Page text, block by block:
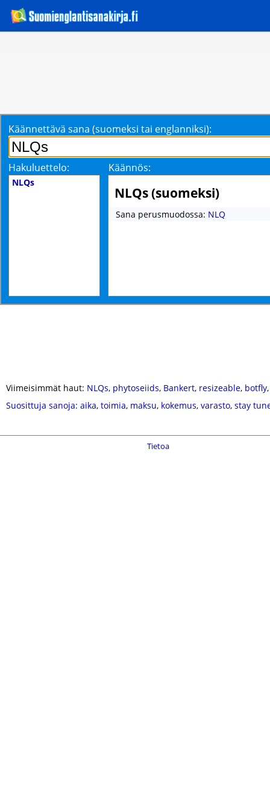
Käännettävä sana (suomeksi tai englanniksi):
Hakuluettelo: Käännös:
NLQs
NLQs (suomeksi)
Sana perusmuodossa: NLQ
Viimeisimmät haut: NLQs, phytoseiids, Bankert, resizeable, botfly
Suosittuja sanoja: aika, toimia, maksu, kokemus, varasto, stay
Tietoa